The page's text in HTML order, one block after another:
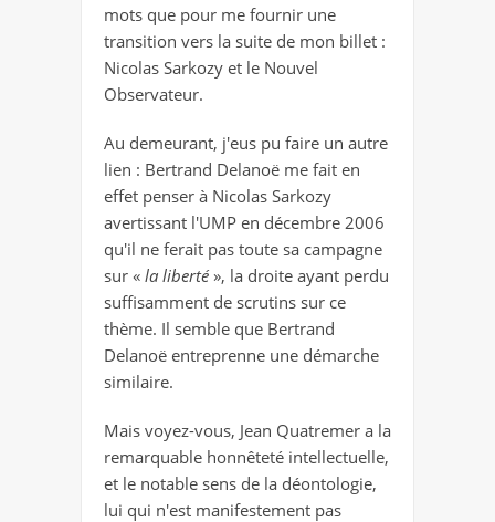
mots que pour me fournir une
transition vers la suite de mon billet :
Nicolas Sarkozy et le Nouvel
Observateur.
Au demeurant, j'eus pu faire un autre
lien : Bertrand Delanoë me fait en
effet penser à Nicolas Sarkozy
avertissant l'UMP en décembre 2006
qu'il ne ferait pas toute sa campagne
sur « la liberté », la droite ayant perdu
suffisamment de scrutins sur ce
thème. Il semble que Bertrand
Delanoë entreprenne une démarche
similaire.
Mais voyez-vous, Jean Quatremer a la
remarquable honnêteté intellectuelle,
et le notable sens de la déontologie,
lui qui n'est manifestement pas